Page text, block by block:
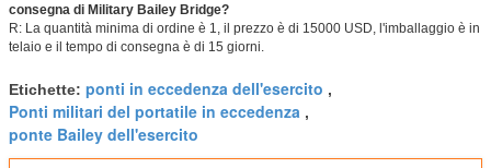
consegna di Military Bailey Bridge?
R: La quantità minima di ordine è 1, il prezzo è di 15000 USD, l'imballaggio è in
telaio e il tempo di consegna è di 15 giorni.
Etichette: ponti in eccedenza dell'esercito ,
Ponti militari del portatile in eccedenza ,
ponte Bailey dell'esercito